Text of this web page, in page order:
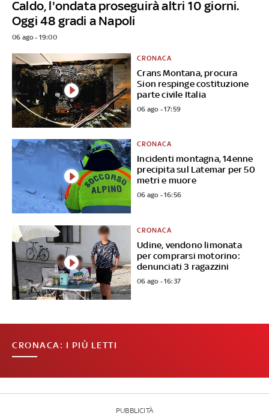
Caldo, l'ondata proseguirà altri 10 giorni.
Oggi 48 gradi a Napoli
06 ago - 19:00
Crans Montana, procura
Sion respinge costituzione
parte civile Italia
CRONACA
06 ago - 17:59
Incidenti montagna, 14enne
precipita sul Latemar per 50
metri e muore
CRONACA
06 ago - 16:56
Udine, vendono limonata
per comprarsi motorino:
denunciati 3 ragazzini
CRONACA
06 ago - 16:37
CRONACA: I PIÙ LETTI
PUBBLICITÀ